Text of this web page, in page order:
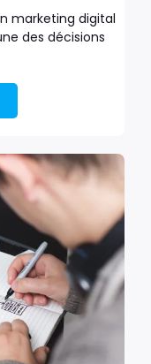
marketing digital
des décisions